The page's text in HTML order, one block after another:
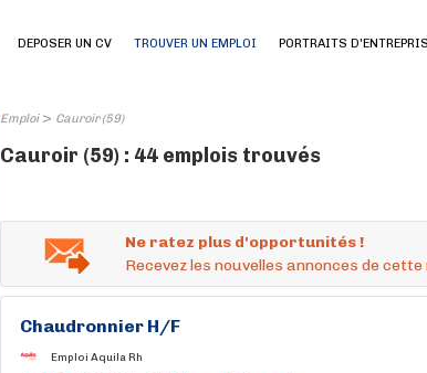
DEPOSER UN CV TROUVER UN EMPLOI PORTRAITS
Emploi> Cauroir (59)
Cauroir (59) : 44 emplois trouvés
Ne ratez plus d'opportunités !
Recevez les nouvelles annonces de
Chaudronnier H/F
Emploi Aquila Rh